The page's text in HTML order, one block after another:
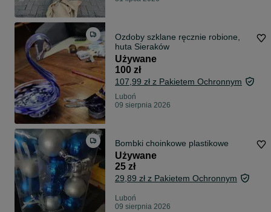
Ozdoby szklane ręcznie robione,
huta Sieraków
Używane
100 zł
107,99 zł z Pakietem Ochronnym
Luboń
09 sierpnia 2026
Bombki choinkowe plastikowe
Używane
25 zł
29,89 zł z Pakietem Ochronnym
Luboń
09 sierpnia 2026